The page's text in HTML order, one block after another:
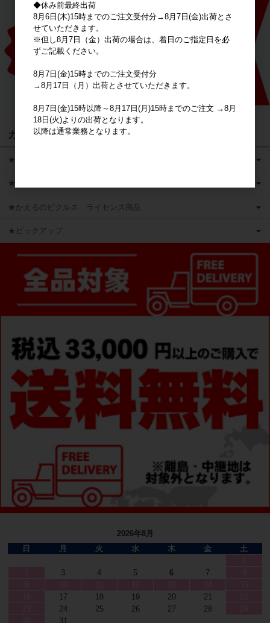
カテゴリ
★キャラクターグッズ
★新商品
★かえるのピクルス ライセンス商品
★ピックアップ
2026年8月
日
月 火 水 木 金
土
3 4 5 6 7
17 18 19 20 21
24 25 26 27 28
31
◆休み前最終出荷
8月6日(木)15時までのご注文受付分→8月7日(金)出荷とさ
せていただきます。
※但し8月7日（金）出荷の場合は、着日のご指定日を必
ずご記載ください。
8月7日(金)15時までのご注文受付分
→8月17日（月）出荷とさせていただきます。
8月7日(金)15時以降～8月17日(月)15時までのご注文 →8月
18日(火)よりの出荷となります。
以降は通常業務となります。